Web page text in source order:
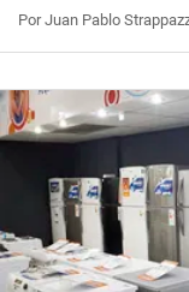
Por Juan Pablo